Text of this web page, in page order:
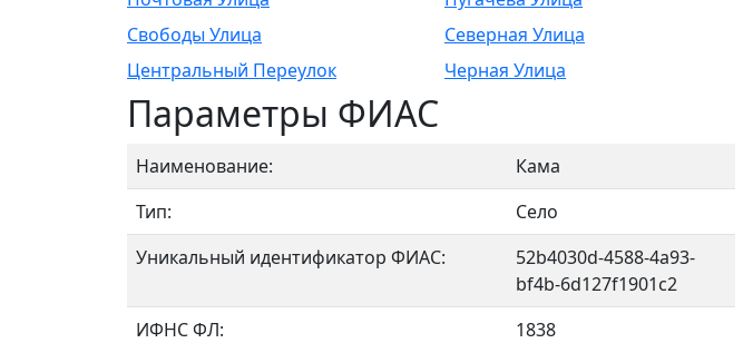
Свободы Улица
Северная Улица
Центральный Переулок
Черная Улица
Параметры ФИАС
Наименование:
Кама
Тип:
Село
Уникальный идентификатор ФИАС:
52b4030d-4588-4a93-
bf4b-6d127f1901c2
ИФНС ФЛ:
1838